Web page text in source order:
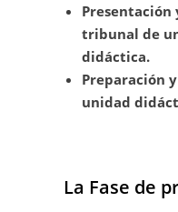
Presentación
tribunal de
didáctica.
Preparación
unidad
La Fase de